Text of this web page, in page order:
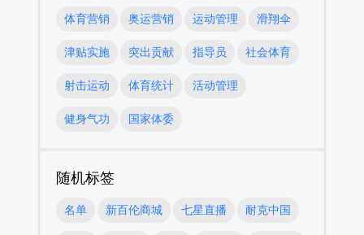
体育营销 奥运营销 运动管理 滑翔伞
津贴实施 突出贡献 指导员 社会体育
射击运动 体育统计 活动管理
健身气功 国家体委
随机标签
名单 新百伦商城 七星直播 耐克中国